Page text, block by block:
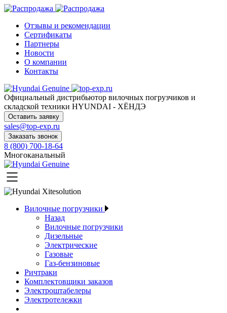
Отзывы и рекомендации
Сертификаты
Партнеры
Новости
О компании
Контакты
Официальный дистрибьютор вилочных погрузчиков и
складской техники HYUNDAI - ХЁНДЭ
Оставить заявку
sales@top-exp.ru
Заказать звонок
8 (800) 700-18-64
Многоканальный
Вилочные погрузчики
Назад
Вилочные погрузчики
Дизельные
Электрические
Газовые
Газ-бензиновые
Ричтраки
Комплектовщики заказов
Электроштабелеры
Электротележки